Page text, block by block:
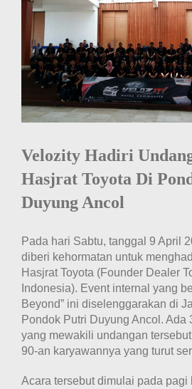
Velozity Hadiri
Hasjrat Toyota Di
Duyung Ancol
Pada hari Sabtu, tanggal 9 April
diberi kehormatan untuk
Hasjrat Toyota (Founder Dealer
Indonesia). Event internal yang
Beyond” ini diselenggarakan di
Pondok Putri Duyung Ancol. Ada
yang mewakili undangan
90-an karyawannya yang turut
Acara tersebut dimulai pada pagi